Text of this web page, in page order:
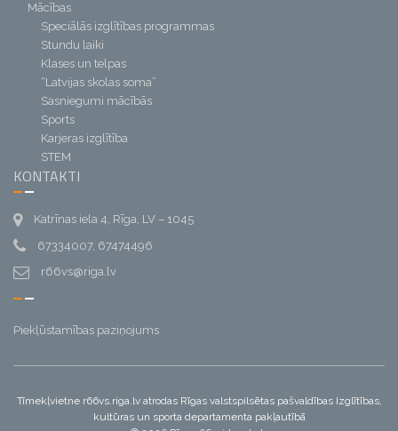
Mācības
Speciālās izglītības programmas
Stundu laiki
Klases un telpas
“Latvijas skolas soma”
Sasniegumi mācībās
Sports
Karjeras izglītība
STEM
KONTAKTI
Katrīnas iela 4, Rīga, LV – 1045
67334007, 67474496
r66vs@riga.lv
Piekļūstamības paziņojums
Tīmekļvietne r66vs.riga.lv atrodas Rīgas valstspilsētas pašvaldības Izglītības,
kultūras un sporta departamenta pakļautībā